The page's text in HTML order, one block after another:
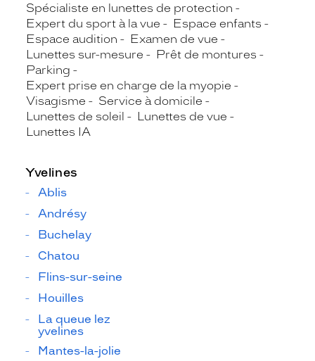
Spécialiste en lunettes de protection
Expert du sport à la vue
Espace enfants
Espace audition
Examen de vue
Lunettes sur-mesure
Prêt de montures
Parking
Expert prise en charge de la myopie
Visagisme
Service à domicile
Lunettes de soleil
Lunettes de vue
Lunettes IA
Yvelines
Ablis
Andrésy
Buchelay
Chatou
Flins-sur-seine
Houilles
La queue lez
yvelines
Mantes-la-jolie